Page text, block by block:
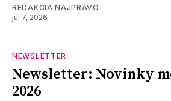
REDAKCIA NAJPRÁVO
júl 7, 2026
NEWSLETTER
Newsletter: Novinky
2026